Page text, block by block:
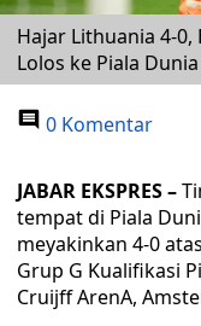
Hajar Lithuania 4-0,
Lolos ke Piala
0 Komentar
JABAR EKSPRES –
tempat di Piala
meyakinkan 4-0
Grup G Kualifikasi
Cruijff ArenA,